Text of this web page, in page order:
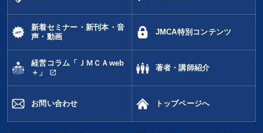
新着セミナー・新刊本・音
声・動画
JMCA特別コンテンツ
経営コラム「ＪＭＣＡweb
＋」
open_in_new
著者・講師紹介
お問い合わせ トップページへ